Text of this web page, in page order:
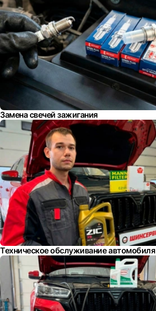
Замена свечей зажигания
Техническое обслуживание автомобиля